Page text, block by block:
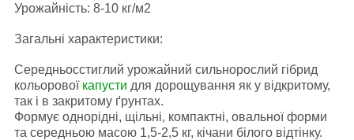
Урожайність: 8-10 кг/м2
Загальні характеристики:
Середньосстиглий урожайний сильнорослий гібрид
кольорової капусти для дорощування як у відкритому,
так і в закритому ґрунтах.
Формує однорідні, щільні, компактні, овальної форми
та середньою масою 1,5-2,5 кг, кічани білого відтінку.